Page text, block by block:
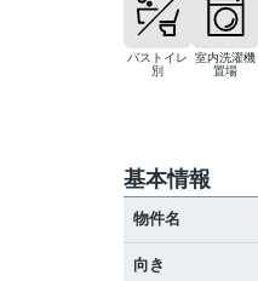
バストイレ
別
室内洗濯機
置場
基本情報
物件名
向き